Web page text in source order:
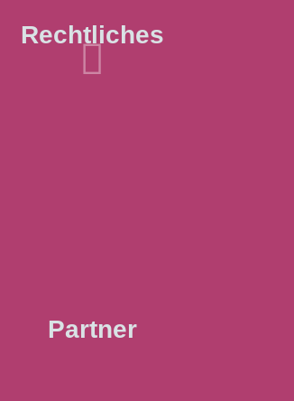
Rechtliches

Partner